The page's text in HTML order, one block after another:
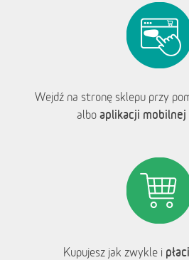
Wejdź na stronę sklepu przy
albo aplikacji mobilnej
Kupujesz jak zwykle i